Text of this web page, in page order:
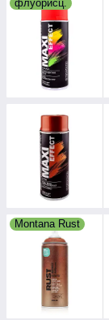
флуорисц.
Montana Rust